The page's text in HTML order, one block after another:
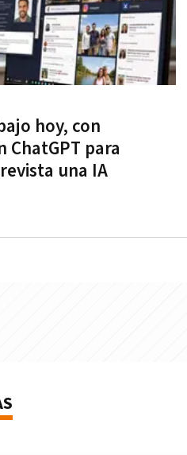
hoy, con
ChatGPT para
una IA